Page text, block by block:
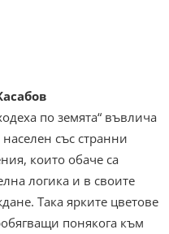
по земята“ въвлича
със странни
които обаче са
логика и в своите
Така ярките цветове
понякога към